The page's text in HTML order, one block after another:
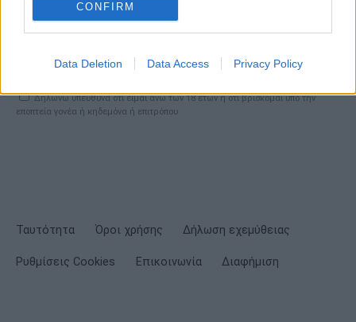
CONFIRM
Data Deletion Data Access Privacy Policy
Έχω διαβάσει, κατανοώ και αποδέχομαι τους όρους χρήσηςκαι τη
Δηλώνω υπεύθυνα ότι είμαι άνω των 18 ετών ή ότι βρίσκομαι υπό την
εποπτεία γονέα ή κηδεμόνα ή επιτρόπου
Ταυτότητα Όροι χρήσης Δήλωση εχεμύθειας
Ρυθμίσεις Cookies Επικοινωνία Διαφήμιση